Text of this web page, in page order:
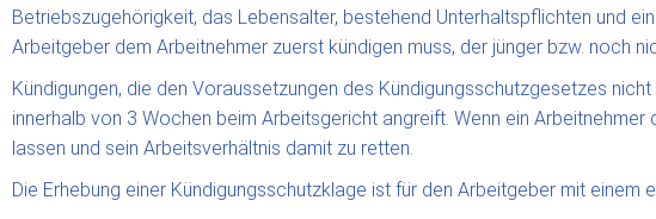
Betriebszugehörigkeit, das Lebensalter, bestehend Unterhaltspflichten und
Arbeitgeber dem Arbeitnehmer zuerst kündigen muss, der jünger bzw. noch
Kündigungen, die den Voraussetzungen des Kündigungsschutzgesetzes
innerhalb von 3 Wochen beim Arbeitsgericht angreift. Wenn ein
lassen und sein Arbeitsverhältnis damit zu retten.
Die Erhebung einer Kündigungsschutzklage ist für den Arbeitgeber mit